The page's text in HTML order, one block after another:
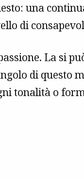
una
di
La si
di questo
tonalità o